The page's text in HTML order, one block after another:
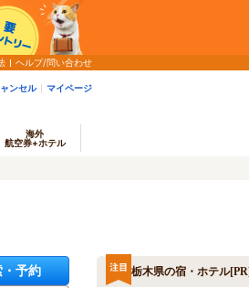
ヘルプ/問い合わせ
ンセル マイページ
海外
航空券+ホテル
予約 栃木県の宿・ホテル